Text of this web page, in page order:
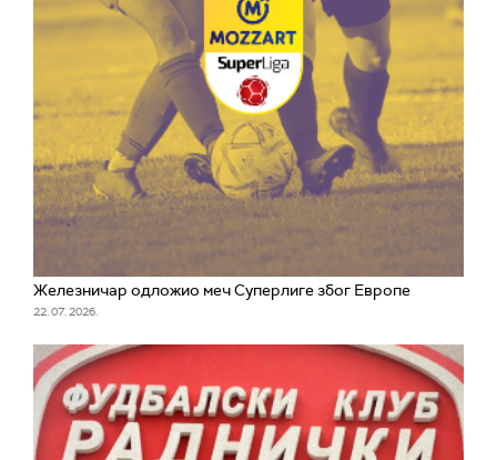
Железничар одложио меч Суперлиге због Европе
22. 07. 2026.